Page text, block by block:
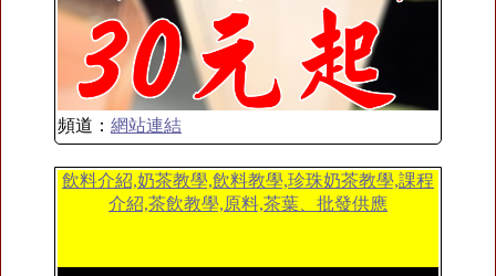
頻道： 網站連結
飲料介紹,奶茶教學,飲料教學,珍珠奶茶教學,課程
介紹,茶飲教學,原料,茶葉、批發供應